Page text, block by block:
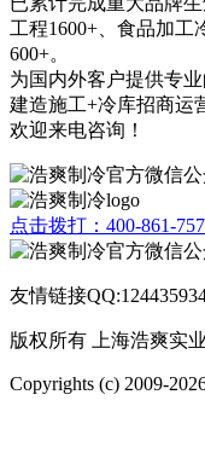
工程1600+、食品加工
600+。
为国内外客户提供专
建造施工+冷库招商运
欢迎来电咨询！
点击拨打：400-861-
友情链接
版权所有 上海浩爽实
Copyrights (c) 2009-